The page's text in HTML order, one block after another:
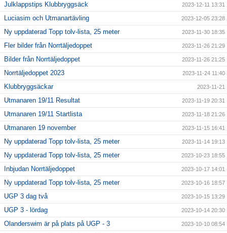
Julklappstips Klubbryggsäck 2023-12-11 13:31
Luciasim och Utmanartävling 2023-12-05 23:28
Ny uppdaterad Topp tolv-lista, 25 meter 2023-11-30 18:35
Fler bilder från Norrtäljedoppet 2023-11-26 21:29
Bilder från Norrtäljedoppet 2023-11-26 21:25
Norrtäljedoppet 2023 2023-11-24 11:40
Klubbryggsäckar 2023-11-21
Utmanaren 19/11 Resultat 2023-11-19 20:31
Utmanaren 19/11 Startlista 2023-11-18 21:26
Utmanaren 19 november 2023-11-15 16:41
Ny uppdaterad Topp tolv-lista, 25 meter 2023-11-14 19:13
Ny uppdaterad Topp tolv-lista, 25 meter 2023-10-23 18:55
Inbjudan Norrtäljedoppet 2023-10-17 14:01
Ny uppdaterad Topp tolv-lista, 25 meter 2023-10-16 18:57
UGP 3 dag två 2023-10-15 13:29
UGP 3 - lördag 2023-10-14 20:30
Olanderswim är på plats på UGP - 3 2023-10-10 08:54